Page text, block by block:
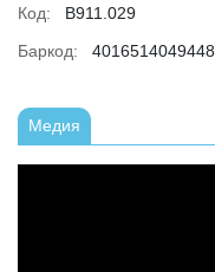
Код:
B911.029
Баркод:
4016514049448
Медия